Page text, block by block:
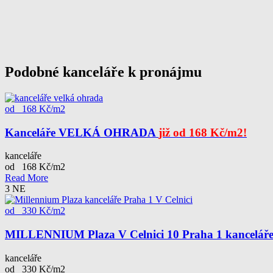
Podobné kanceláře k pronájmu
od 168 Kč/m2
Kanceláře VELKÁ OHRADA již od 168 Kč/m2!
kanceláře
od 168 Kč/m2
Read More
3 NE
od 330 Kč/m2
MILLENNIUM Plaza V Celnici 10 Praha 1 kanceláře
kanceláře
od 330 Kč/m2